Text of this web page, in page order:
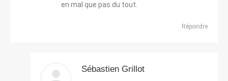
en mal que pas du tout.
Répondre
Sébastien Grillot